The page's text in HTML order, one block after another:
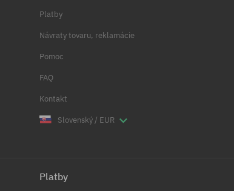
Platby
Návraty tovaru, reklamácie
Pomoc
FAQ
Kontakt
Slovenský / EUR
Platby